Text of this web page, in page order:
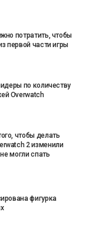
потратить, чтобы
первой части игры
по количеству
Overwatch
чтобы делать
2 изменили
могли спать
фигурка